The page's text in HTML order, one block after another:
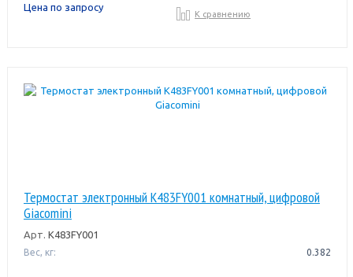
Цена по запросу
К сравнению
Термостат электронный K483FY001 комнатный, цифровой
Giacomini
Арт. K483FY001
Вес, кг: 0.382